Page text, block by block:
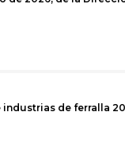
de ferralla